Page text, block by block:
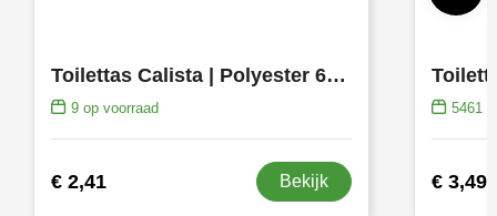
Toilettas Calista | Polyester 600D | 3,5 l
9op voorraad
€ 2,41 Bekijk
5461
€ 3,49